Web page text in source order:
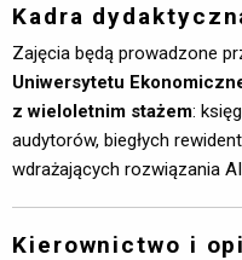
Kadra
Zajęcia będą prowadzone
Uniwersytetu
z wieloletnim stażem:
audytorów, biegłych
wdrażających rozwiązania
Kierownictwo i